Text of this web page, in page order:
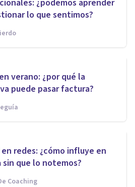
¿podemos aprender
lo que sentimos?
verano: ¿por qué la
puede pasar factura?
redes: ¿cómo influye en
que lo notemos?
Coaching